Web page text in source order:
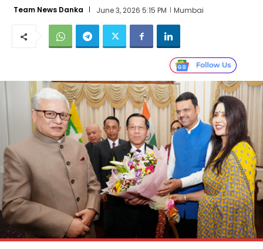
Team News Danka June 3, 2026 5:15 PM Mumbai